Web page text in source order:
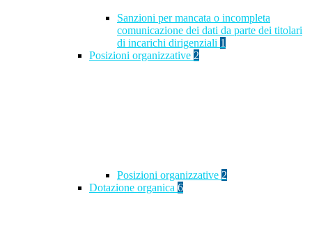
Sanzioni per mancata o incompleta
comunicazione dei dati da parte dei titolari
di incarichi dirigenziali 1
Posizioni organizzative 2
Posizioni organizzative 2
Dotazione organica 6